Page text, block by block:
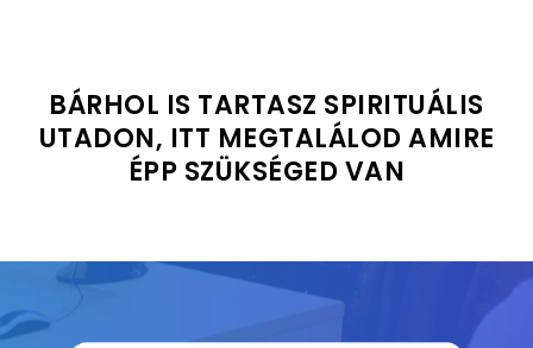
BÁRHOL IS TARTASZ SPIRITUÁLIS
UTADON, ITT MEGTALÁLOD AMIRE
ÉPP SZÜKSÉGED VAN